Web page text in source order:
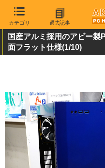
カテゴリ 過去記事
国産アルミ採用のアビー
面フラット仕様(1/10)